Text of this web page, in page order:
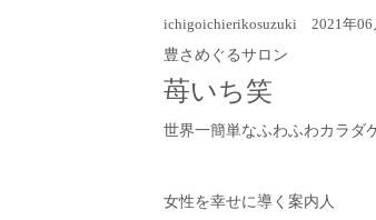
ichigoichierikosuzuki 2021年
豊さめぐるサロン
苺いち笑
世界一簡単なふわふわカラダ
女性を幸せに導く案内人